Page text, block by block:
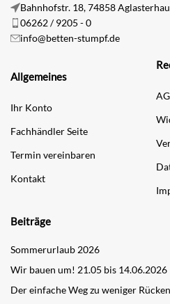
Bahnhofstr. 18, 74858
06262 / 9205 - 0
info@betten-stumpf.de
Allgemeines
Ihr Konto
Fachhändler Seite
Termin vereinbaren
Kontakt
Beiträge
Sommerurlaub 2026
Wir bauen um! 21.05 bis 14.06.2026
Der einfache Weg zu weniger